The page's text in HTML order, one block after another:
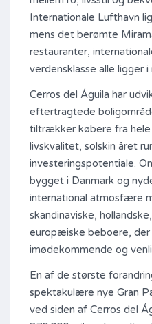
Internationale Lufthavn
mens det berømte
restauranter,
verdensklasse alle ligger
Cerros del Águila har
eftertragtede
tiltrækker købere fra hele
livskvalitet, solskin året
investeringspotentiale.
bygget i Danmark og
international atmosfære
skandinaviske,
europæiske beboere, der
imødekommende og
En af de største
spektakulære nye Gran
ved siden af ​​Cerros del